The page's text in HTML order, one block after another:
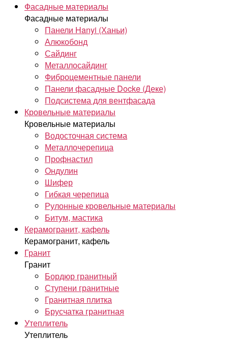
Фасадные материалы
Фасадные материалы
Панели Hanyi (Ханьи)
Алюкобонд
Сайдинг
Металлосайдинг
Фиброцементные панели
Панели фасадные Docke (Деке)
Подсистема для вентфасада
Кровельные материалы
Кровельные материалы
Водосточная система
Металлочерепица
Профнастил
Ондулин
Шифер
Гибкая черепица
Рулонные кровельные материалы
Битум, мастика
Керамогранит, кафель
Керамогранит, кафель
Гранит
Гранит
Бордюр гранитный
Ступени гранитные
Гранитная плитка
Брусчатка гранитная
Утеплитель
Утеплитель